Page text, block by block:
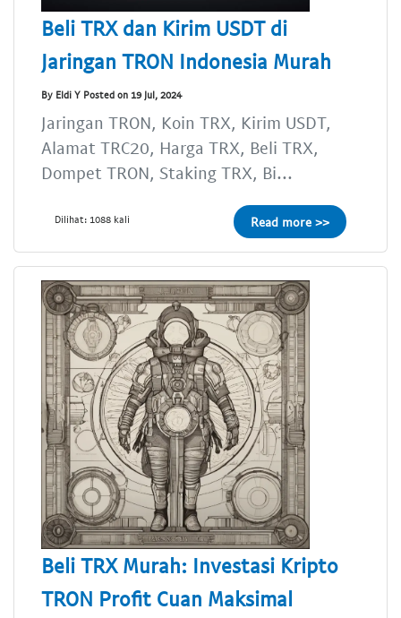
Beli TRX dan Kirim USDT di
Jaringan TRON Indonesia Murah
By Eldi Y Posted on 19 Jul, 2024
Jaringan TRON, Koin TRX, Kirim USDT,
Alamat TRC20, Harga TRX, Beli TRX,
Dompet TRON, Staking TRX, Bi...
Dilihat: 1088 kali Read more >>
Beli TRX Murah: Investasi Kripto
TRON Profit Cuan Maksimal